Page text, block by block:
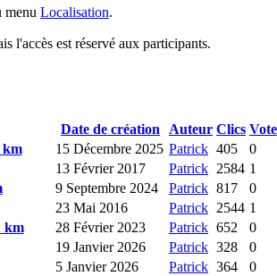
menu Localisation.
l'accès est réservé aux participants.
Date de création Auteur Clics Vote
km
15 Décembre 2025 Patrick 405 0
13 Février 2017 Patrick 2584 1
9 Septembre 2024 Patrick 817 0
23 Mai 2016 Patrick 2544 1
km
28 Février 2023 Patrick 652 0
19 Janvier 2026 Patrick 328 0
5 Janvier 2026 Patrick 364 0